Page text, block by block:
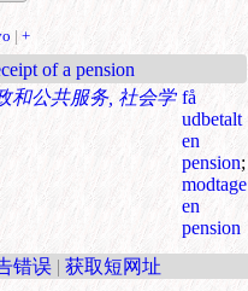
| +
of a pension
和公共服务, 社会学 få
udbetalt
en
pension;
modtage
en
pension
错误 | 获取短网址